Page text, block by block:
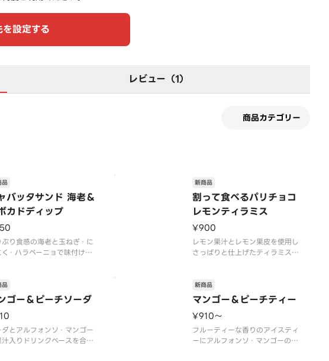
設定する
レビュー（1）
商品カテゴリー
バッタサンド 海老＆
カドディップ
品
ぷり食感の海老と玉ねぎ・に
・ハラペーニョで味付けさ
タにサンドしました。海老×
ドの人気の組み合わせにレ
スライスをのせて、爽やかな
割って食べるパリチョコ
レモンティラミス
新商品
¥900
レモン果汁とレモン果皮を使用し
さっぱりと仕上げたティラミスム
カップデザートです。天面に敷い
たチョコを割りながら食べること
で、割る瞬間の楽しさとともに食
感の違いを堪能できます。
新しい食感ときゅんとした
ゴー＆ピーチソーダ
品
ダとアルフォンソ・マンゴー
汁入りドリンクベースを合わ
マンゴー＆ピーチティー
新商品
¥910〜
フルーティーな香りのアイスティ
ーにアルフォンソ・マンゴーの果